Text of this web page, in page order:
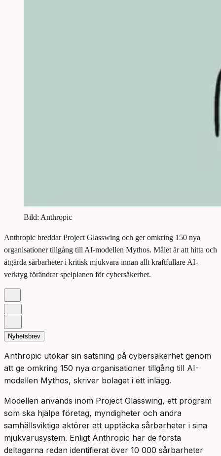
Bild: Anthropic
Anthropic breddar Project Glasswing och ger omkring 150 nya
organisationer tillgång till AI-modellen Mythos. Målet är att hitta och
åtgärda sårbarheter i kritisk mjukvara innan allt kraftfullare AI-
verktyg förändrar spelplanen för cybersäkerhet.
Nyhetsbrev
Anthropic utökar sin satsning på cybersäkerhet genom
att ge omkring 150 nya organisationer tillgång till AI-
modellen Mythos, skriver bolaget i ett inlägg.
Modellen används inom Project Glasswing, ett program
som ska hjälpa företag, myndigheter och andra
samhällsviktiga aktörer att upptäcka sårbarheter i sina
mjukvarusystem. Enligt Anthropic har de första
deltagarna redan identifierat över 10 000 sårbarheter